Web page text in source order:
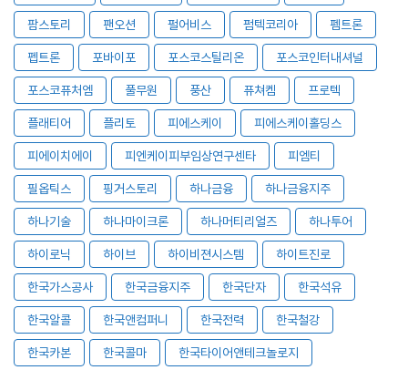
팜스토리 팬오션 펄어비스 펌텍코리아 펨트론
펩트론 포바이포 포스코스틸리온 포스코인터내셔널
포스코퓨처엠 풀무원 풍산 퓨쳐켐 프로텍
플래티어 플리토 피에스케이 피에스케이홀딩스
피에이치에이 피엔케이피부임상연구센타 피엠티
필옵틱스 핑거스토리 하나금융 하나금융지주
하나기술 하나마이크론 하나머티리얼즈 하나투어
하이로닉 하이브 하이비젼시스템 하이트진로
한국가스공사 한국금융지주 한국단자 한국석유
한국알콜 한국앤컴퍼니 한국전력 한국철강
한국카본 한국콜마 한국타이어앤테크놀로지